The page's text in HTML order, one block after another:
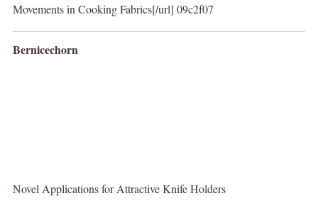
Movements in Cooking Fabrics[/url] 09c2f07
Bernicechorn
Novel Applications for Attractive Knife Holders